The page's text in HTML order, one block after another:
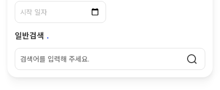
일반검색 .